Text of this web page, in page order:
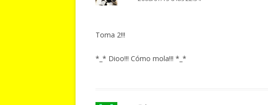
Toma 2!!!
*_* Dioo!!! Cómo mola!!! *_*